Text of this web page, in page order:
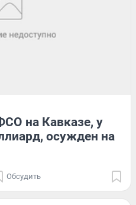
на Кавказе, у
осужден на
Обсудить